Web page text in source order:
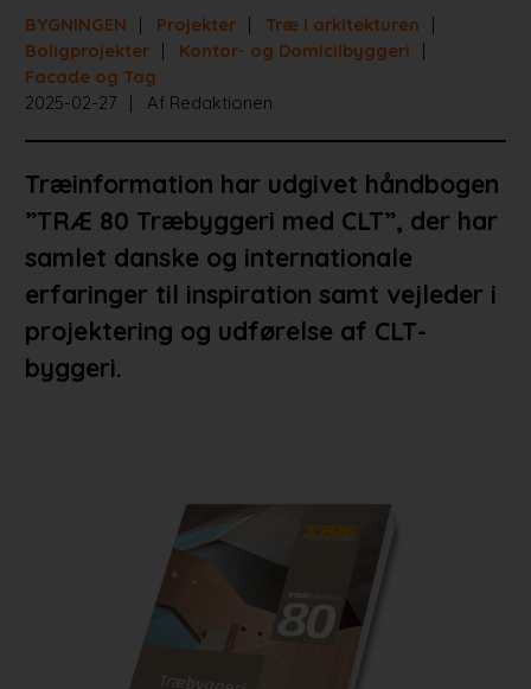
BYGNINGEN Projekter
Træ i arkitekturen
Boligprojekter
Kontor- og Domicilbyggeri
Facade og Tag
2025-02-27
Af Redaktionen
Træinformation har udgivet håndbogen
”TRÆ 80 Træbyggeri med CLT”, der har
samlet danske og internationale
erfaringer til inspiration samt vejleder i
projektering og udførelse af CLT-
byggeri.